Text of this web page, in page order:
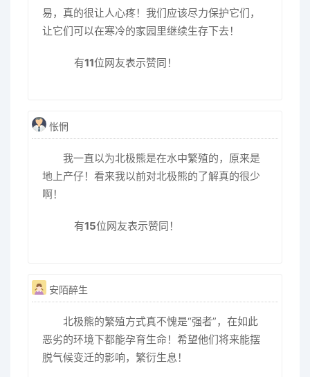
易，真的很让人心疼！我们应该尽力保护它们，
让它们可以在寒冷的家园里继续生存下去！
有11位网友表示赞同！
怅惘
我一直以为北极熊是在水中繁殖的，原来是
地上产仔！看来我以前对北极熊的了解真的很少
啊！
有15位网友表示赞同！
安陌醉生
北极熊的繁殖方式真不愧是“强者”，在如此
恶劣的环境下都能孕育生命！希望他们将来能摆
脱气候变迁的影响，繁衍生息！